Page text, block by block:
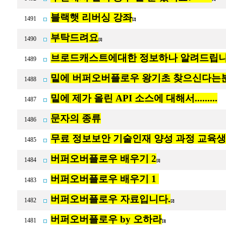
1491 블랙햇 리버싱 강좌[2]
1490 부탁드려요 [1]
1489 브로드캐스트에대한 정보하나 알려드립
1488 밑에 버퍼오버플로우 왕기초 찾으신다는
1487 밑에 제가 올린 API 소스에 대해서.........
1486 문자의 종류
1485 무료 정보보안 기술인재 양성 과정 교육
1484 버퍼오버플로우 배우기 2 [1]
1483 버퍼오버플로우 배우기 1
1482 버퍼오버플로우 자료입니다. [2]
1481 버퍼오버플로우 by 오하라[3]